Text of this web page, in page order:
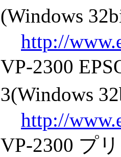
(Windows
http://
VP-2300
3(Windows
http://
VP-2300 プ